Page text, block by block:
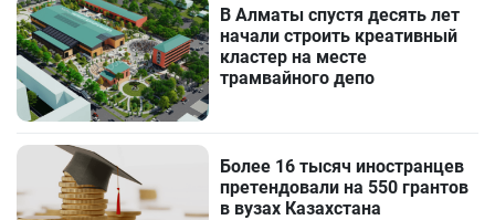
В Алматы спустя десять лет
начали строить креативный
кластер на месте
трамвайного депо
Более 16 тысяч иностранцев
претендовали на 550 грантов
в вузах Казахстана